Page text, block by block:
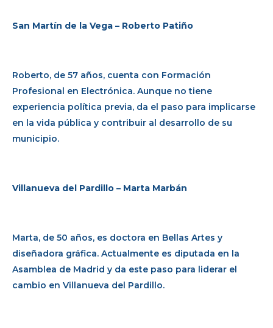
San Martín de la Vega – Roberto Patiño
Roberto, de 57 años, cuenta con Formación
Profesional en Electrónica. Aunque no tiene
experiencia política previa, da el paso para implicarse
en la vida pública y contribuir al desarrollo de su
municipio.
Villanueva del Pardillo – Marta Marbán
Marta, de 50 años, es doctora en Bellas Artes y
diseñadora gráfica. Actualmente es diputada en la
Asamblea de Madrid y da este paso para liderar el
cambio en Villanueva del Pardillo.